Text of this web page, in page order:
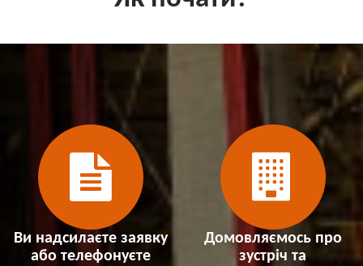
Ви надсилаєте заявку
або телефонуєте
Домовляємось про
зустріч та